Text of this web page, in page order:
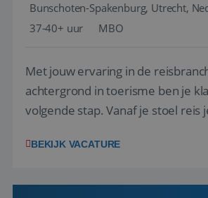
Bunschoten-Spakenburg, Utrecht,
37-40+ uur
MBO
Met jouw ervaring in de
achtergrond in toerisme ben je
volgende stap. Vanaf je stoel reis
wensen van je team, je klant en
klanten te overtuigen om die
BEKIJK VACATURE